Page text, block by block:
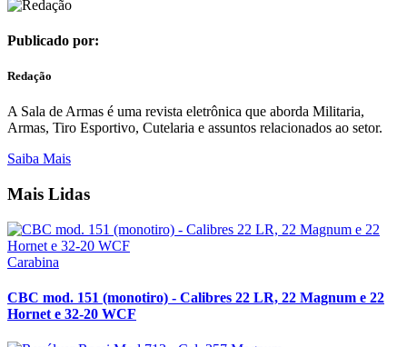
Publicado por:
Redação
A Sala de Armas é uma revista eletrônica que aborda Militaria,
Armas, Tiro Esportivo, Cutelaria e assuntos relacionados ao setor.
Saiba Mais
Mais Lidas
Carabina
CBC mod. 151 (monotiro) - Calibres 22 LR, 22 Magnum e 22
Hornet e 32-20 WCF